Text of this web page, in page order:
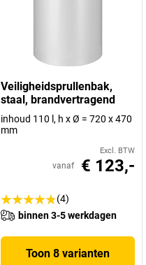
Veiligheidsprullenbak,
staal, brandvertragend
inhoud 110 l, h x Ø = 720 x 470
mm
Excl. BTW
vanaf € 123,-
(4)
binnen 3-5 werkdagen
Toon 8 varianten